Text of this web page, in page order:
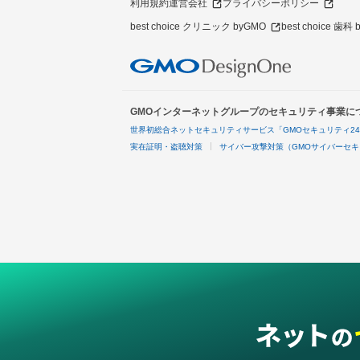
利用規約運営会社 プライバシーポリシー
best choice クリニック byGMO best choice 歯科
GMOインターネットグループのセキュリティ事業に
世界初総合ネットセキュリティサービス「GMOセキュリティ24
実在証明・盗聴対策 サイバー攻撃対策（GMOサイバーセキ